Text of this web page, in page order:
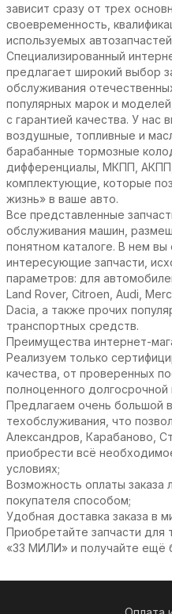
зависит сразу от трех
своевременность,
используемых
Специализированный
предлагает широкий выбор
обслуживания
популярных марок и
с гарантией качества. У нас
воздушные, топливные и
барабанные тормозные
дифференциалы, МКПП,
комплектующие, которые
жизнь» в ваше авто.
Все представленные
обслуживания машин,
понятном каталоге. В нем
интересующие запчасти,
параметров: для
Land Rover, Citroen, Audi,
Dacia, а также прочих
транспортных средств.
Преимущества интернет-
Реализуем только
качества, от проверенных
полноценного долгосрочной
Предлагаем очень большой
техобслуживания, что
Александров, Карабаново,
приобрести всё
условиях;
Возможность оплаты
покупателя способом;
Удобная доставка заказа в
Приобретайте запчасти для
«33 МИЛИ» и получайте ещё